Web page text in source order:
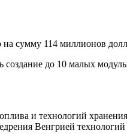
на сумму 114 миллионов
до 10 малых
и технологий
Венгрией